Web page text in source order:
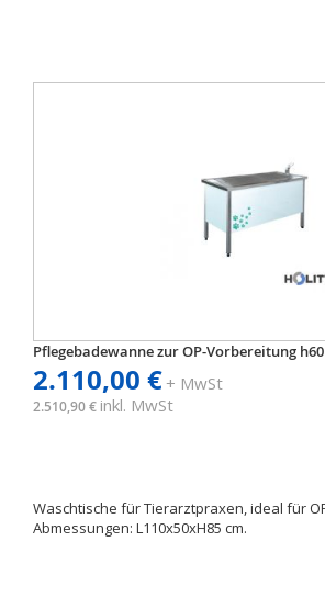
Pflegebadewanne zur OP-Vorbereitung
2.110,00 €+ MwSt
2.510,90 € inkl. MwSt
Waschtische für Tierarztpraxen, ideal für
Abmessungen: L110x50xH85 cm.